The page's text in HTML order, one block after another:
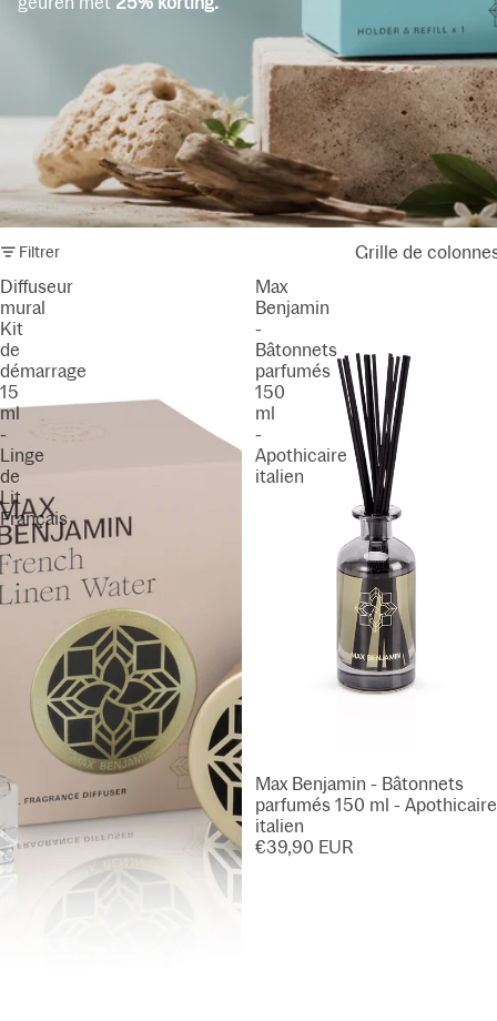
Filtrer
Grille de
Diffuseur
mural
Kit
de
démarrage
15
ml
-
Linge
de
Lit
Français
Max
Benjamin
-
Bâtonnets
parfumés
150
ml
-
Apothicaire
italien
Max Benjamin - Bâtonnets
parfumés 150 ml - Apothicaire
italien
€39,90 EUR